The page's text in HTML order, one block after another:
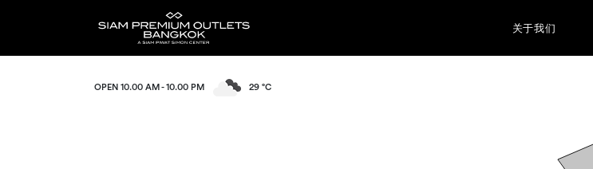
关于我们
OPEN 10.00 AM - 10.00 PM 29 °C